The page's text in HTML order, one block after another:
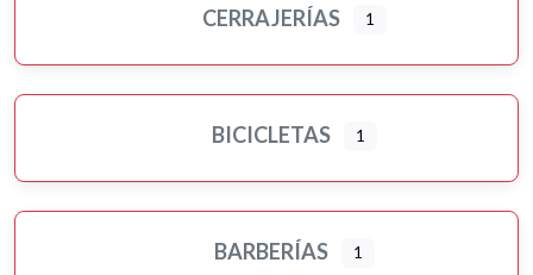
CERRAJERÍAS 1
BICICLETAS 1
BARBERÍAS 1